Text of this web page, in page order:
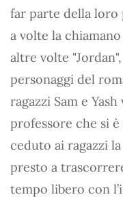
far parte della loro
a volte la
altre volte
personaggi del
ragazzi Sam e
professore che si
ceduto ai ragazzi
presto a
tempo libero con